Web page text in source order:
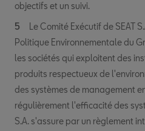
objectifs et un suivi.
Le Comité Exécutif de SEAT
Politique Environnementale du
les sociétés qui exploitent des
produits respectueux de
des systèmes de management
régulièrement l'efficacité des
S.A. s'assure par un règlement